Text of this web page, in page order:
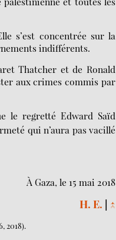
s’est concentrée sur la
indifférents.
Thatcher et de Ronald
aux crimes commis par
le regretté Edward Saïd
qui n’aura pas vacillé
À Gaza, le 15 mai 2018
H. E. | ↑
2018).